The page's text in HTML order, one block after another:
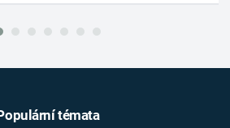
témata